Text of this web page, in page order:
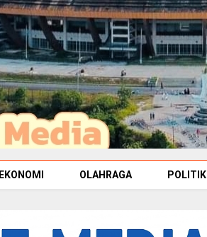
EKONOMI OLAHRAGA POLITIK